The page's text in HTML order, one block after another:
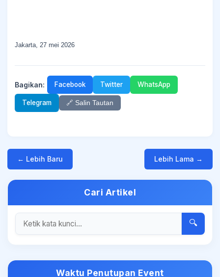
Jakarta, 27 mei 2026
Bagikan: Facebook Twitter WhatsApp
Telegram 🔗 Salin Tautan
← Lebih Baru Lebih Lama →
Cari Artikel
🔍
Waktu Penutupan Event